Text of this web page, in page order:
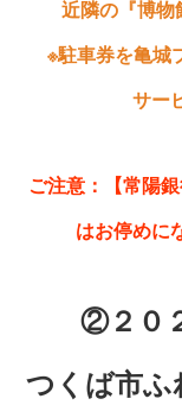
近隣の『博物
※駐車券を亀城
サー
ご注意：【常陽
はお停めに
②２０
つくば市